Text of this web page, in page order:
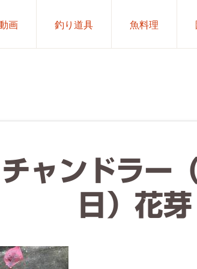
画 釣り道具 魚料理
ャンドラー
日）花芽